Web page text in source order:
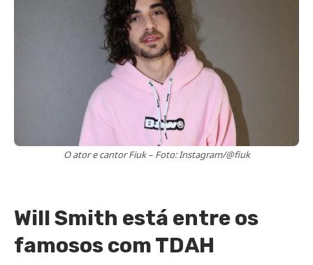
O ator e cantor Fiuk – Foto: Instagram/@fiuk
Will Smith está entre os
famosos com TDAH